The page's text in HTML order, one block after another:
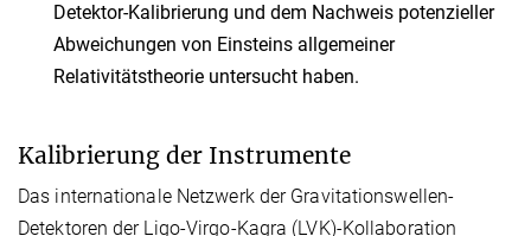
Detektor-Kalibrierung und dem Nachweis potenzieller
Abweichungen von Einsteins allgemeiner
Relativitätstheorie untersucht haben.
Kalibrierung der Instrumente
Das internationale Netzwerk der Gravitationswellen-
Detektoren der Ligo-Virgo-Kagra (LVK)-Kollaboration